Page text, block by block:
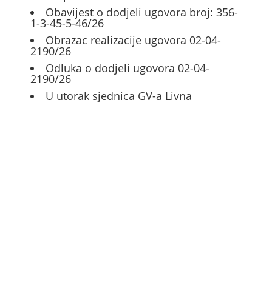
Obavijest o dodjeli ugovora broj: 356-
1-3-45-5-46/26
Obrazac realizacije ugovora 02-04-
2190/26
Odluka o dodjeli ugovora 02-04-
2190/26
U utorak sjednica GV-a Livna